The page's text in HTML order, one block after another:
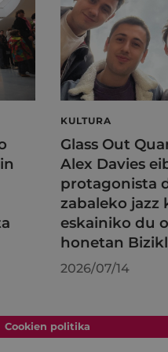
KULTURA
Glass Out
Alex Davies
protagonista
zabaleko jazz
eskainiko du
honetan
2026/07/14
Cookien politika